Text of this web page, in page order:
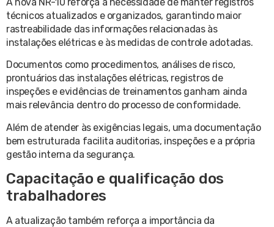
técnicos atualizados e organizados, garantindo maior
rastreabilidade das informações relacionadas às
instalações elétricas e às medidas de controle adotadas.
Documentos como procedimentos, análises de risco,
prontuários das instalações elétricas, registros de
inspeções e evidências de treinamentos ganham ainda
mais relevância dentro do processo de conformidade.
Além de atender às exigências legais, uma documentação
bem estruturada facilita auditorias, inspeções e a própria
gestão interna da segurança.
Capacitação e qualificação dos
trabalhadores
A atualização também reforça a importância da